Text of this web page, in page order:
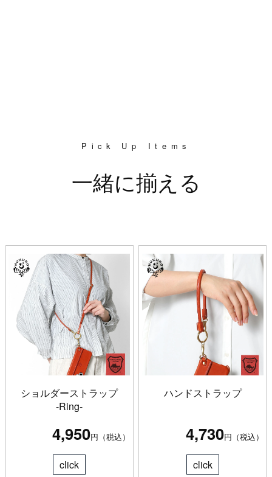
Pick Up Items
一緒に揃える
ショルダーストラップ
-Ring-
4,950円（税込）
click
ハンドストラップ
4,730円（税込）
click